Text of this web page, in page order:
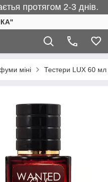
протягом 2-3 днів.
міні Тестери LUX 60 мл